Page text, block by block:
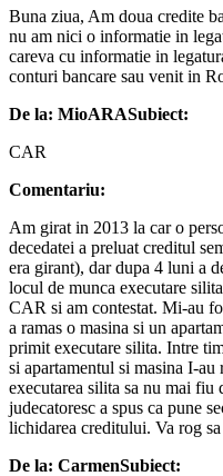
Buna ziua, Am doua credite
nu am nici o informatie in
careva cu informatie in
conturi bancare sau venit in
De la: MioARASubiect:
CAR
Comentariu:
Am girat in 2013 la car o
decedatei a preluat creditul
era girant), dar dupa 4 luni a
locul de munca executare
CAR si am contestat. Mi-au
a ramas o masina si un
primit executare silita. Intre
si apartamentul si masina I-
executarea silita sa nu mai fiu
judecatoresc a spus ca pune
lichidarea creditului. Va rog
De la: CarmenSubiect: